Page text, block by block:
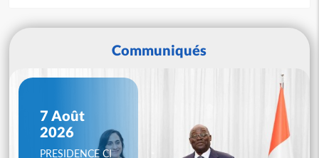
Communiqués
7 Août
2026
PRESIDENCE CI